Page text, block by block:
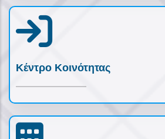
Κέντρο Κοινότητας